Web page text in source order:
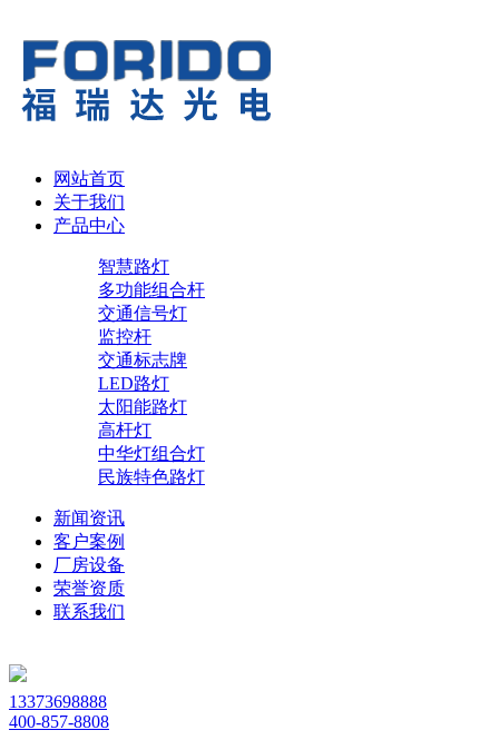
网站首页
关于我们
产品中心
智慧路灯
多功能组合杆
交通信号灯
监控杆
交通标志牌
LED路灯
太阳能路灯
高杆灯
中华灯组合灯
民族特色路灯
新闻资讯
客户案例
厂房设备
荣誉资质
联系我们
13373698888
400-857-8808